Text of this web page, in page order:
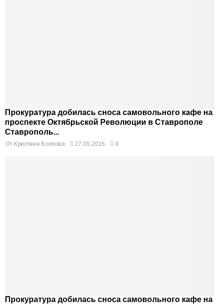
Прокуратура добилась сноса самовольного кафе на
проспекте Октябрьской Революции в Ставрополе
Ставрополь...
От Кристина Волкова 27.05.2026 0
Прокуратура добилась сноса самовольного кафе на